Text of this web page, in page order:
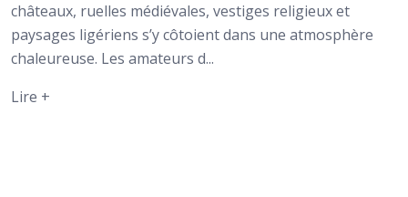
châteaux, ruelles médiévales, vestiges religieux et
paysages ligériens s’y côtoient dans une atmosphère
chaleureuse. Les amateurs d...
Lire +